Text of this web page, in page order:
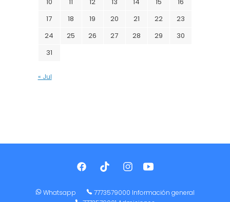
17
18 19 20 21 22
23
24
25 26 27 28 29
30
31
« Jul
Whatsapp
7773579000 Información general